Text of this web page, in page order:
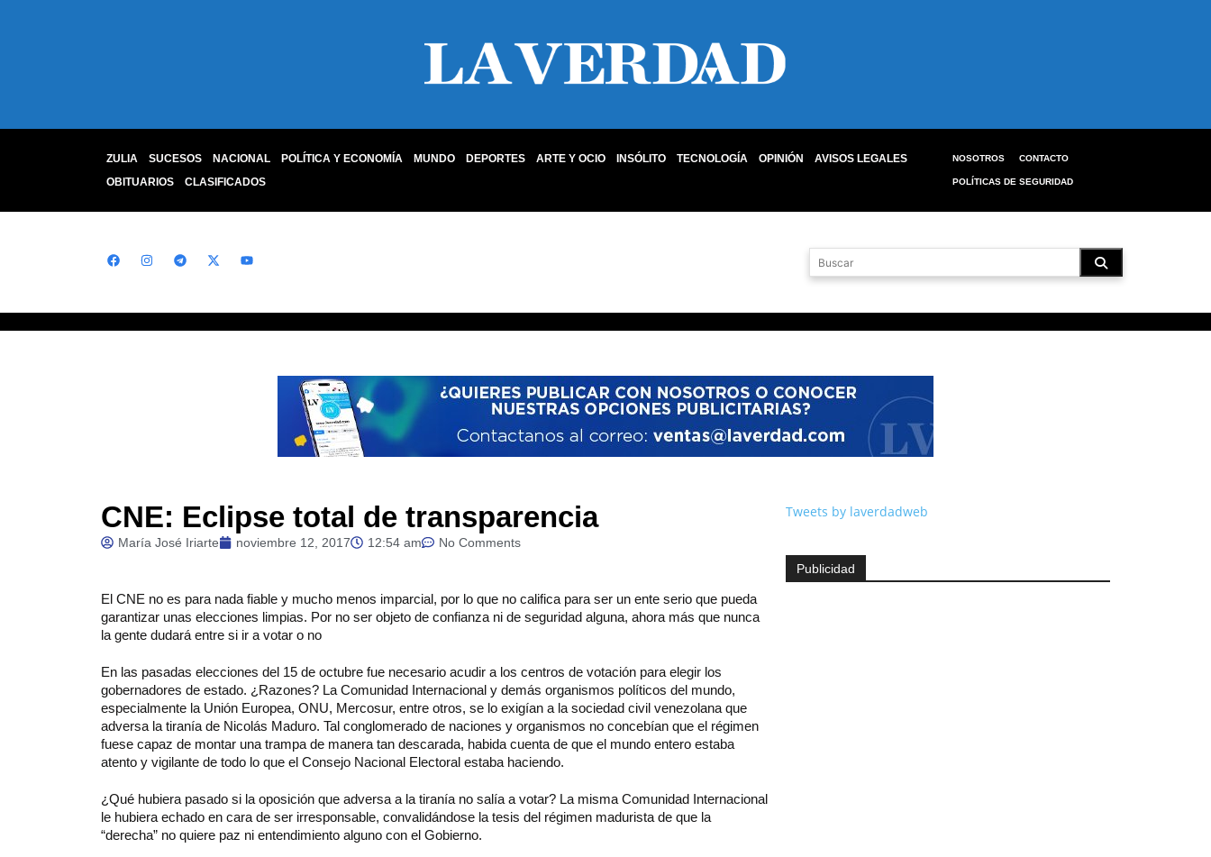
ZULIA SUCESOS NACIONAL POLÍTICA Y ECONOMÍA MUNDO DEPORTES ARTE Y OCIO INSÓLITO TECNOLOGÍA OPINIÓN
AVISOS LEGALES
OBITUARIOS
CLASIFICADOS
NOSOTROS CONTACTO
POLÍTICAS DE SEGURIDAD
CNE: Eclipse total de transparencia
María José Iriarte noviembre 12, 2017 12:54 am No Comments
El CNE no es para nada fiable y mucho menos imparcial, por lo que no califica para ser un ente serio que pueda
garantizar unas elecciones limpias. Por no ser objeto de confianza ni de seguridad alguna, ahora más que nunca
la gente dudará entre si ir a votar o no
En las pasadas elecciones del 15 de octubre fue necesario acudir a los centros de votación para elegir los
gobernadores de estado. ¿Razones? La Comunidad Internacional y demás organismos políticos del mundo,
especialmente la Unión Europea, ONU, Mercosur, entre otros, se lo exigían a la sociedad civil venezolana que
adversa la tiranía de Nicolás Maduro. Tal conglomerado de naciones y organismos no concebían que el régimen
fuese capaz de montar una trampa de manera tan descarada, habida cuenta de que el mundo entero estaba
atento y vigilante de todo lo que el Consejo Nacional Electoral estaba haciendo.
¿Qué hubiera pasado si la oposición que adversa a la tiranía no salía a votar? La misma Comunidad Internacional
le hubiera echado en cara de ser irresponsable, convalidándose la tesis del régimen madurista de que la
“derecha” no quiere paz ni entendimiento alguno con el Gobierno.
Tweets by laverdadweb
Publicidad